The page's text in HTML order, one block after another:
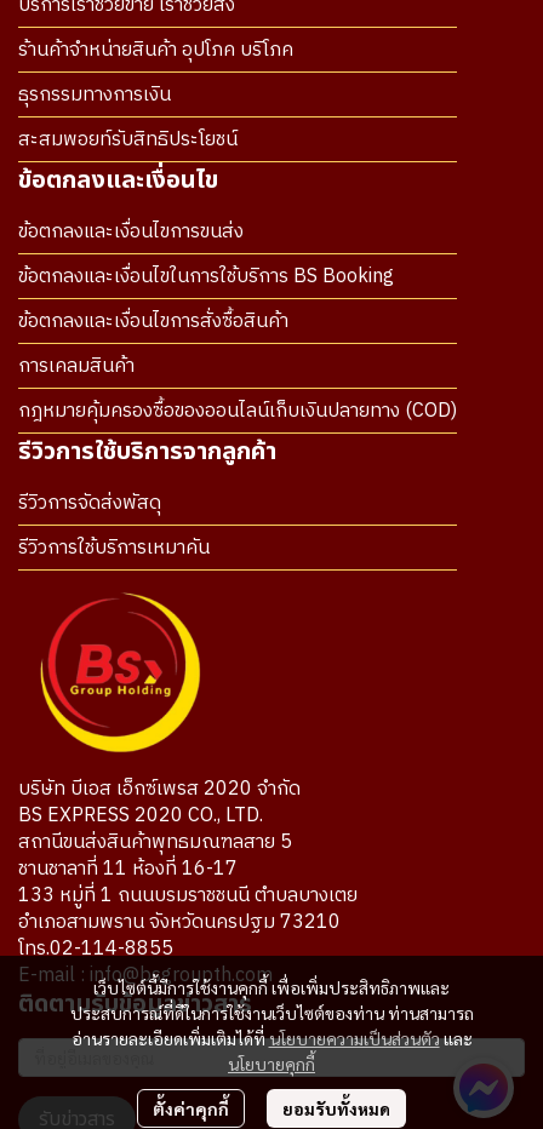
เว็บไซต์นี้มีการใช้งานคุกกี้ เพื่อเพิ่มประสิทธิภาพและ
ประสบการณ์ที่ดีในการใช้งานเว็บไซต์ของท่าน ท่านสามารถ
อ่านรายละเอียดเพิ่มเติมได้ที่นโยบายความเป็นส่วนตัวและ
นโยบายคุกกี้
ตั้งค่าคุกกี้ ยอมรับทั้งหมด
ร้านค้าจำหน่ายสินค้า อุปโภค บริโภค
ธุรกรรมทางการเงิน
สะสมพอยท์รับสิทธิประโยชน์
ข้อตกลงและเงื่อนไข
ข้อตกลงและเงื่อนไขการขนส่ง
ข้อตกลงและเงื่อนไขในการใช้บริการ BS Booking
ข้อตกลงและเงื่อนไขการสั่งซื้อสินค้า
การเคลมสินค้า
กฎหมายคุ้มครองซื้อของออนไลน์เก็บเงินปลายทาง (COD)
รีวิวการใช้บริการจากลูกค้า
รีวิวการจัดส่งพัสดุ
รีวิวการใช้บริการเหมาคัน
บริษัท บีเอส เอ็กซ์เพรส 2020 จำกัด
BS EXPRESS 2020 CO., LTD.
สถานีขนส่งสินค้าพุทธมณฑลสาย 5
ชานชาลาที่ 11 ห้องที่ 16-17
133 หมู่ที่ 1 ถนนบรมราชชนนี ตำบลบางเตย
อำเภอสามพราน จังหวัดนครปฐม 73210
โทร.02-114-8855
E-mail : info@bsgroupth.com
ติดตามรับข้อมูลข่าวสาร
รับข่าวสาร